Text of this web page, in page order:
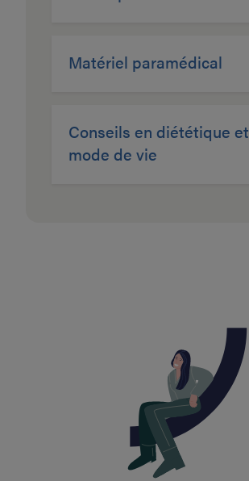
Matériel paramédical
Conseils en diététique et
mode de vie